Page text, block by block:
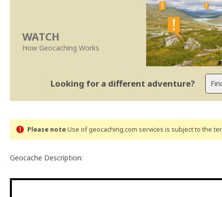
WATCH
How Geocaching Works
Looking for a different adventure?
Please noteUse of geocaching.com services is subject to the
Geocache Description: